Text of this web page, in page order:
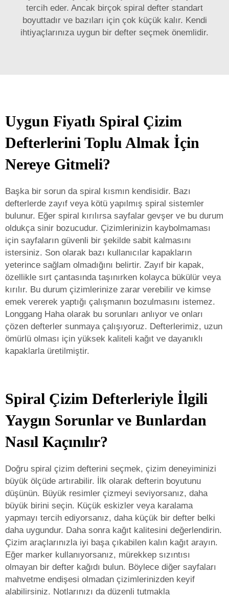
tercih eder. Ancak birçok spiral defter standart
boyuttadır ve bazıları için çok küçük kalır. Kendi
ihtiyaçlarınıza uygun bir defter seçmek önemlidir.
Uygun Fiyatlı Spiral Çizim
Defterlerini Toplu Almak İçin
Nereye Gitmeli?
Başka bir sorun da spiral kısmın kendisidir. Bazı
defterlerde zayıf veya kötü yapılmış spiral sistemler
bulunur. Eğer spiral kırılırsa sayfalar gevşer ve bu durum
oldukça sinir bozucudur. Çizimlerinizin kaybolmaması
için sayfaların güvenli bir şekilde sabit kalmasını
istersiniz. Son olarak bazı kullanıcılar kapakların
yeterince sağlam olmadığını belirtir. Zayıf bir kapak,
özellikle sırt çantasında taşınırken kolayca bükülür veya
kırılır. Bu durum çizimlerinize zarar verebilir ve kimse
emek vererek yaptığı çalışmanın bozulmasını istemez.
Longgang Haha olarak bu sorunları anlıyor ve onları
çözen defterler sunmaya çalışıyoruz. Defterlerimiz, uzun
ömürlü olması için yüksek kaliteli kağıt ve dayanıklı
kapaklarla üretilmiştir.
Spiral Çizim Defterleriyle İlgili
Yaygın Sorunlar ve Bunlardan
Nasıl Kaçınılır?
Doğru spiral çizim defterini seçmek, çizim deneyiminizi
büyük ölçüde artırabilir. İlk olarak defterin boyutunu
düşünün. Büyük resimler çizmeyi seviyorsanız, daha
büyük birini seçin. Küçük eskizler veya karalama
yapmayı tercih ediyorsanız, daha küçük bir defter belki
daha uygundur. Daha sonra kağıt kalitesini değerlendirin.
Çizim araçlarınızla iyi başa çıkabilen kalın kağıt arayın.
Eğer marker kullanıyorsanız, mürekkep sızıntısı
olmayan bir defter kağıdı bulun. Böylece diğer sayfaları
mahvetme endişesi olmadan çizimlerinizden keyif
alabilirsiniz. Notlarınızı da düzenli tutmakla